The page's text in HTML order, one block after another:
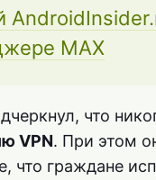
MAX
что
VPN. При этом
что граждане